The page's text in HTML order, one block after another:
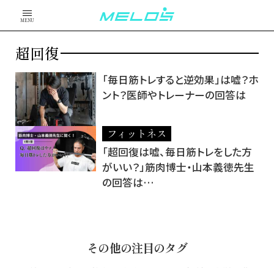
MENU
超回復
「毎日筋トレすると逆効果」は嘘？ホ
ント？医師やトレーナーの回答は
フィットネス
「超回復は嘘、毎日筋トレをした方
がいい？」筋肉博士・山本義徳先生
の回答は…
その他の注目のタグ